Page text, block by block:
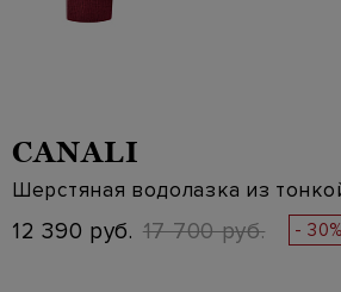
CANALI
Шерстяная водолазка из
12 390 руб. 17 700 руб. - 30%